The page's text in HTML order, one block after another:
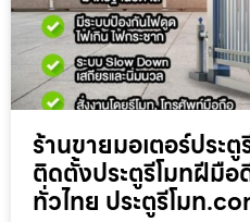
ร้านขายมอเตอร์ประ
ติดตั้งประตูรีโมทฝีมือ
ทั่วไทย ประตูรีโมท